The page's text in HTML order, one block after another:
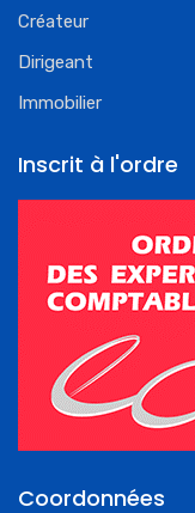
Créateur
Dirigeant
Immobilier
Inscrit à l'ordre
Coordonnées